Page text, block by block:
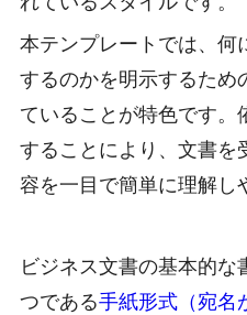
本テンプレートでは、何
するのかを明示するため
ていることが特色です。
することにより、文書を
容を一目で簡単に理解し
ビジネス文書の基本的な
つである手紙形式（宛名